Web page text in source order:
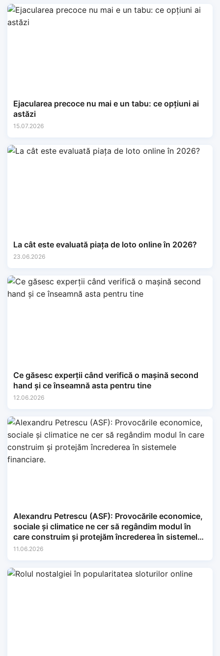
Ejacularea precoce nu mai e un tabu: ce opțiuni ai
astăzi
15.07.2026
La cât este evaluată piața de loto online în 2026?
23.06.2026
Ce găsesc experții când verifică o mașină second
hand și ce înseamnă asta pentru tine
12.06.2026
Alexandru Petrescu (ASF): Provocările economice,
sociale și climatice ne cer să regândim modul în
care construim și protejăm încrederea în sistemele
financiare.
11.06.2026